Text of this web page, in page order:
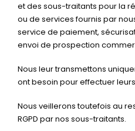
et des sous-traitants pour la
ou de services fournis par
service de paiement,
envoi de prospection
Nous leur transmettons
ont besoin pour effectuer
Nous veillerons toutefois au
RGPD par nos sous-traitants.